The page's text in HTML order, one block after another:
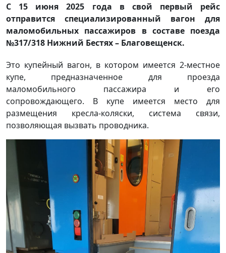
С 15 июня 2025 года в свой первый рейс
отправится специализированный вагон для
маломобильных пассажиров в составе поезда
№317/318 Нижний Бестях – Благовещенск.
Это купейный вагон, в котором имеется 2-местное
купе, предназначенное для проезда
маломобильного пассажира и его
сопровождающего. В купе имеется место для
размещения кресла-коляски, система связи,
позволяющая вызвать проводника.